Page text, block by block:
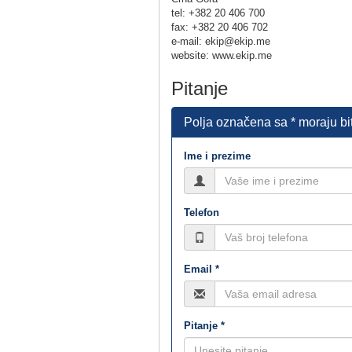
tel: +382 20 406 700
fax: +382 20 406 702
e-mail: ekip@ekip.me
website: www.ekip.me
Pitanje
Polja označena sa * moraju
Ime i prezime
Telefon
Email *
Pitanje *